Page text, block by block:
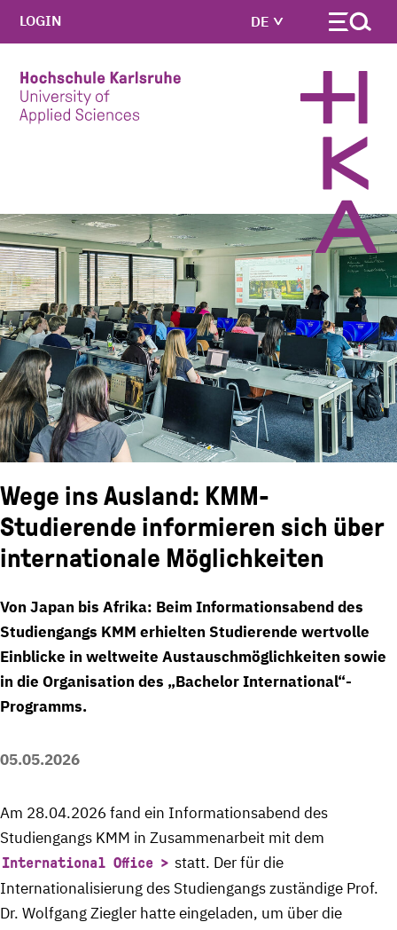
DE
LOGIN
Wege ins Ausland: KMM-
Studierende informieren sich über
internationale Möglichkeiten
Von Japan bis Afrika: Beim Informationsabend des
Studiengangs KMM erhielten Studierende wertvolle
Einblicke in weltweite Austauschmöglichkeiten sowie
in die Organisation des „Bachelor International“-
Programms.
05.05.2026
Am 28.04.2026 fand ein Informationsabend des
Studiengangs KMM in Zusammenarbeit mit dem
International Office
statt. Der für die
Internationalisierung des Studiengangs zuständige Prof.
Dr. Wolfgang Ziegler hatte eingeladen, um über die